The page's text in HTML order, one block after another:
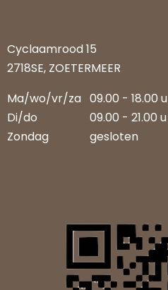
Cyclaamrood 15
2718SE, ZOETERMEER
Ma/wo/vr/za 09.00 - 18.00 u
Di/do
09.00 - 21.00 u
Zondag
gesloten